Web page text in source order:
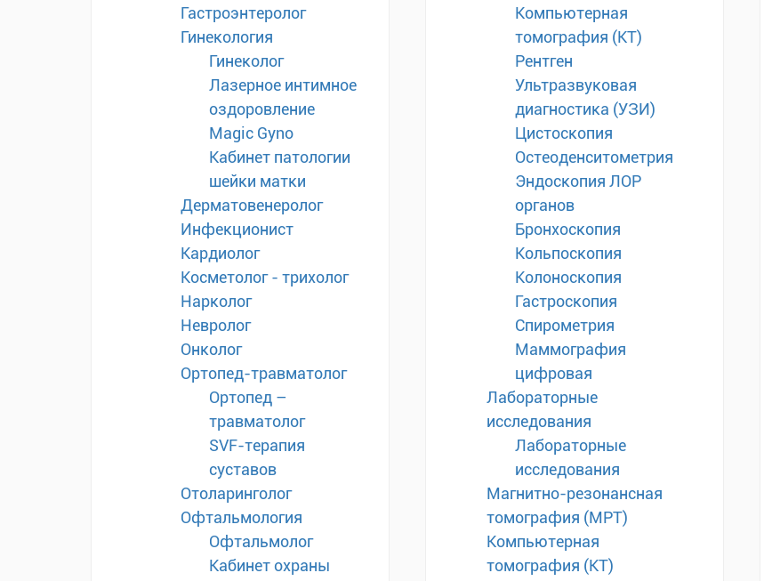
Гастроэнтеролог
Гинекология
Гинеколог
Лазерное интимное
оздоровление
Magic Gyno
Кабинет патологии
шейки матки
Дерматовенеролог
Инфекционист
Кардиолог
Косметолог - трихолог
Нарколог
Невролог
Онколог
Ортопед-травматолог
Ортопед –
травматолог
SVF-терапия
суставов
Отоларинголог
Офтальмология
Офтальмолог
Кабинет охраны
Компьютерная
томография (КТ)
Рентген
Ультразвуковая
диагностика (УЗИ)
Цистоскопия
Остеоденситометрия
Эндоскопия ЛОР
органов
Бронхоскопия
Кольпоскопия
Колоноскопия
Гастроскопия
Спирометрия
Маммография
цифровая
Лабораторные
исследования
Лабораторные
исследования
Магнитно-резонансная
томография (МРТ)
Компьютерная
томография (КТ)